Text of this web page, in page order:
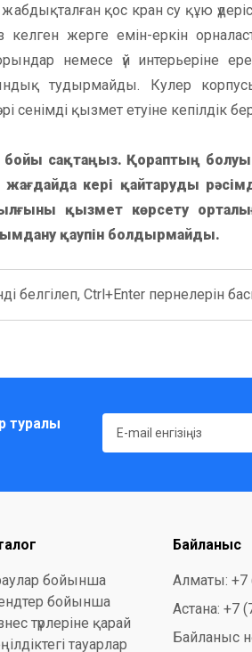
қос кран су құю
жерге емін-еркін
немесе үй интерьеріне
тудырмайды. Кулер
сенімді қызмет етуіне кепілдік
бойы сақтаңыз. Қораптың болуы
кері қайтаруды
қызмет көрсету
қаупін болдырмайды.
белгілеп, Ctrl+Enter пернелерін
туралы
бойынша
бойынша
түрлеріне қарай
тауарлар
Байланыс
Алматы: +7
Астана: +7
Байланыс